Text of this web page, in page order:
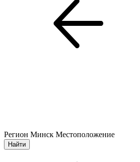
Регион Минск Местоположение